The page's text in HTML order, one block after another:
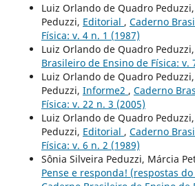
Luiz Orlando de Quadro
Peduzzi, Editorial , Caderno
Física: v. 4 n. 1 (1987)
Luiz Orlando de Quadro Peduzzi,
Brasileiro de Ensino de Física: v.
Luiz Orlando de Quadro
Peduzzi, Informe2 , Caderno
Física: v. 22 n. 3 (2005)
Luiz Orlando de Quadro
Peduzzi, Editorial , Caderno
Física: v. 6 n. 2 (1989)
Sônia Silveira Peduzzi, Márcia
Pense e responda! (respostas